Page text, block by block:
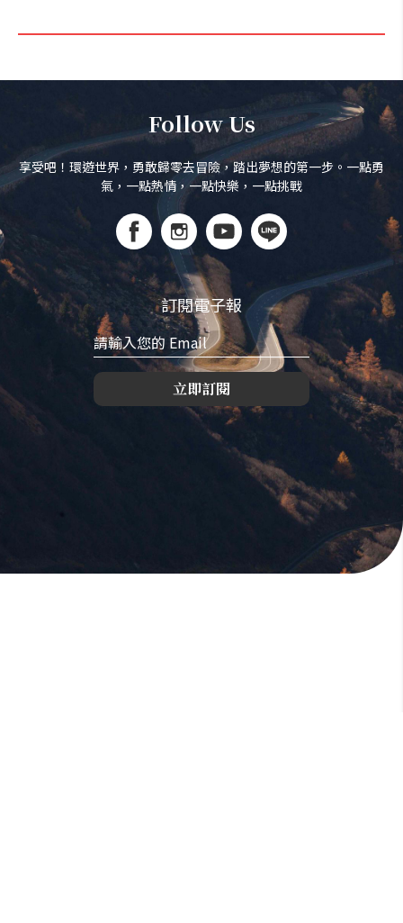
Follow Us
享受吧！環遊世界，勇敢歸零去冒險，踏出夢想的第一步。一點勇
氣，一點熱情，一點快樂，一點挑戰
訂閱電子報
立即訂閱